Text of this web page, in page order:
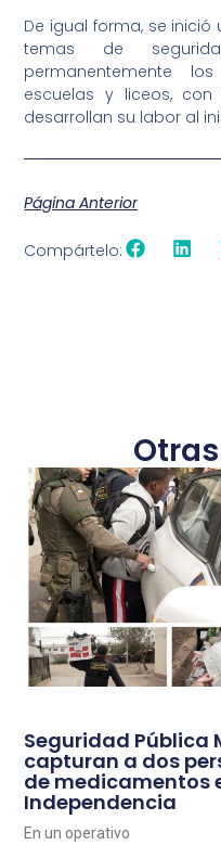
De igual forma, se
temas de
permanentemente
escuelas y liceos,
desarrollan su labor al
Página Anterior
Compártelo:
Seguridad Pública
capturan a dos
de medicamentos
Independencia
En un operativo